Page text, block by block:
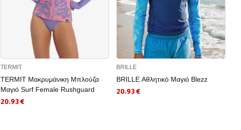
TERMIT
TERMIT Μακρυμάνικη Μπλούζα
Μαγιό Surf Female Rushguard
20.93 €
BRILLE
BRILLE Αθλητικό Mαγιό Blezz
20.93 €